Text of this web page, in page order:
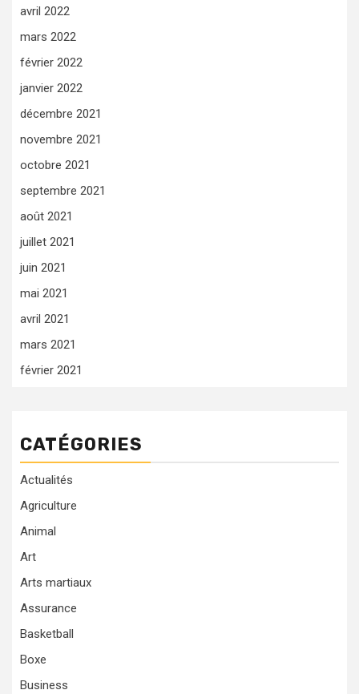
avril 2022
mars 2022
février 2022
janvier 2022
décembre 2021
novembre 2021
octobre 2021
septembre 2021
août 2021
juillet 2021
juin 2021
mai 2021
avril 2021
mars 2021
février 2021
CATÉGORIES
Actualités
Agriculture
Animal
Art
Arts martiaux
Assurance
Basketball
Boxe
Business